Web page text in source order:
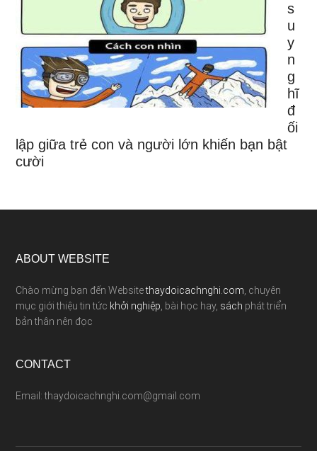
s
u
y
n
g
hĩ
đ
ối
lập giữa trẻ con và người lớn khiến bạn bật
cười
ABOUT WEBSITE
Chào mừng bạn đến Websitethaydoicachnghi.com , chuyên
mục giới thiệu tin tức khởi nghiệp , bài học hay, sách phát triển
bản thân nên đọc
CONTACT
Email: thaydoicachnghi.com@gmail.com